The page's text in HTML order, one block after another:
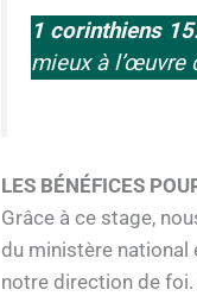
1 corinthiens
mieux à l’œuvre
LES BÉNÉFICES
Grâce à ce stage,
du ministère national
notre direction de